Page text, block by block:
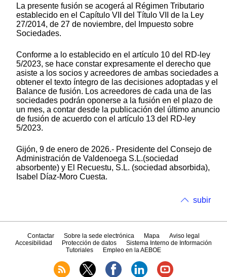
La presente fusión se acogerá al Régimen Tributario
establecido en el Capítulo VII del Título VII de la Ley
27/2014, de 27 de noviembre, del Impuesto sobre
Sociedades.
Conforme a lo establecido en el artículo 10 del RD-ley
5/2023, se hace constar expresamente el derecho que
asiste a los socios y acreedores de ambas sociedades a
obtener el texto íntegro de las decisiones adoptadas y el
Balance de fusión. Los acreedores de cada una de las
sociedades podrán oponerse a la fusión en el plazo de
un mes, a contar desde la publicación del último anuncio
de fusión de acuerdo con el artículo 13 del RD-ley
5/2023.
Gijón, 9 de enero de 2026.- Presidente del Consejo de
Administración de Valdenoega S.L.(sociedad
absorbente) y El Recuestu, S.L. (sociedad absorbida),
Isabel Díaz-Moro Cuesta.
subir
Contactar Sobre la sede electrónica Mapa
Aviso legal
Accesibilidad
Protección de datos
Sistema Interno de Información
Tutoriales
Empleo en la AEBOE